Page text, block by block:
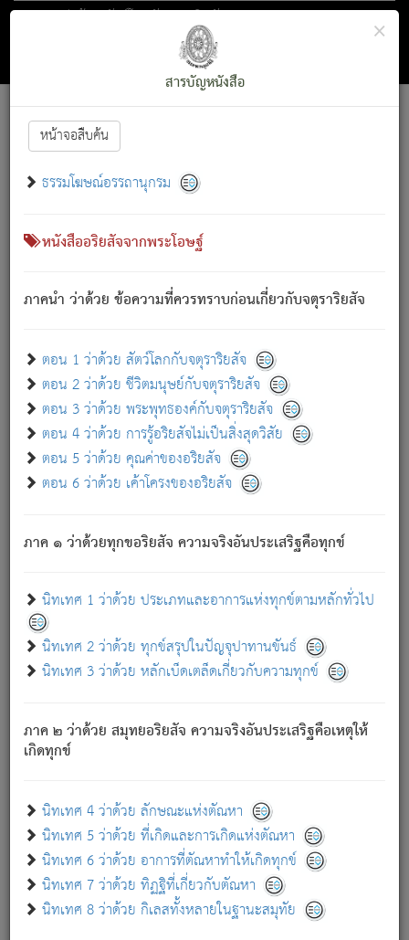
ตอน 1 ว่าด้วย สัตว์โลกกับจตุราริยสัจ
สารบัญ×
สารบัญหนังสือ
หน้าจอสืบค้น
ธรรมโฆษณ์อรรถานุกรม
หนังสืออริยสัจจากพระโอษฐ์
ภาคนำ ว่าด้วย ข้อความที่ควรทราบก่อนเกี่ยวกับจตุราริยสัจ
ตอน 1 ว่าด้วย สัตว์โลกกับจตุราริยสัจ
ตอน 2 ว่าด้วย ชีวิตมนุษย์กับจตุราริยสัจ
ตอน 3 ว่าด้วย พระพุทธองค์กับจตุราริยสัจ
ตอน 4 ว่าด้วย การรู้อริยสัจไม่เป็นสิ่งสุดวิสัย
ตอน 5 ว่าด้วย คุณค่าของอริยสัจ
ตอน 6 ว่าด้วย เค้าโครงของอริยสัจ
ภาค ๑ ว่าด้วยทุกขอริยสัจ ความจริงอันประเสริฐคือทุกข์
นิทเทศ 1 ว่าด้วย ประเภทและอาการแห่งทุกข์ตามหลักทั่วไป
นิทเทศ 2 ว่าด้วย ทุกข์สรุปในปัญจุปาทานขันธ์
นิทเทศ 3 ว่าด้วย หลักเบ็ดเตล็ดเกี่ยวกับความทุกข์
ภาค ๒ ว่าด้วย สมุทยอริยสัจ ความจริงอันประเสริฐคือเหตุให้
เกิดทุกข์
นิทเทศ 4 ว่าด้วย ลักษณะแห่งตัณหา
นิทเทศ 5 ว่าด้วย ที่เกิดและการเกิดแห่งตัณหา
นิทเทศ 6 ว่าด้วย อาการที่ตัณหาทำให้เกิดทุกข์
นิทเทศ 7 ว่าด้วย ทิฏฐิที่เกี่ยวกับตัณหา
นิทเทศ 8 ว่าด้วย กิเลสทั้งหลายในฐานะสมุทัย
Font :15 ]||
สัตว์โลกนี้ เกิดความเดือดร้อนแล้ว มีผัสสะบังหน้า
เขาสำคัญสิ่งใด โดยความเป็นประการใด แต่สิ่งนั้นย่อมเป็น
(ตามที่เป็นจริง) โดยประการอื่นจากที่เขาสำคัญนั้น
สัตว์โลกติดข้องอยู่ในภพ ถูกภพบังหน้าแล้ว มีภพโดยความ
เป็นอย่างอื่น (จากที่มันเป็นอยู่จริง) จึงได้เพลิดเพลินยิ่งนักในภพ
เขาเพลิดเพลินยิ่งนักในสิ่งใด สิ่งนั้นเป็นภัย (ที่เขาไม่รู้จัก)
เขากลัวต่อสิ่งใดสิ่งนั้นเป็นทุกข์
พรหมจรรย์นี้ อันบุคคลย่อมประพฤติ ก็เพื่อการละขาดซึ่ง
ภพ.
สมณะหรือพราหมณ์เหล่าใด กล่าวความหลุดพ้นจากภพว่า
มีได้เพราะภพ เรากล่าวว่า สมณะหรือพราหมณ์ทั้งปวงนั้น
มิใช่ผู้หลดพ้นจากภพ.
ภพ ว่ามีได้เพราะวิภพ[2]: เรากล่าวว่า สมณะหรือพราหมณ์ทั้ง
ปวงนั้น ก็ยังสลัดภพออกไปไม่ได้.
ก็ทุกข์นี้มีขึ้น เพราะอาศัยซึ่งอุปธิทั้งปวง.
เพราะความสิ้นไปแห่งอุปาทานทั้งปวง ความเกิดขึ้นแห่ง
ทุกข์จึงไม่มี.
ท่านจงดูโลกนี้เถิด (จะเห็นว่า) สัตว์ทั้งหลายอันอวิชาหนา
แน่นบังหนาแล้ว; และว่า สัตว์ผู้ยินดีในภพอันเป็นแล้วนั้น ย่อม
อันเป็นไปในที่หรือเวลาทั้งปวง[3]เพื่อความมีแห่งประโยชน์โดย
ประการทั้งปวง; ภพทั้งหลายทั้งหมดนั้น ไม่เที่ยง เป็นทุกข์ มี
ความแปรปรวนเป็นธรรมดา.
อย่างนี้อยู่; เขาย่อมละภวตัณหาได้ และไม่เพลิดเพลินวิภวตัณหา
ด้วย.
ความดับเพราะความสำรอกไม่เหลือ (แห่งภพทั้งหลาย)
เพราะความสิ้นไปแห่งตัณหาโดยประการทั้งปวง นั้นคือ
นิพพาน.
ภพใหม่ย่อมไม่มีแก่ภิกษุนั้น ผู้ดับเย็นสนิทแล้ว เพราะไม่มี